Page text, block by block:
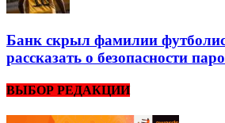
Банк скрыл фамилии
рассказать о безопасности
ВЫБОР РЕДАКЦИИ